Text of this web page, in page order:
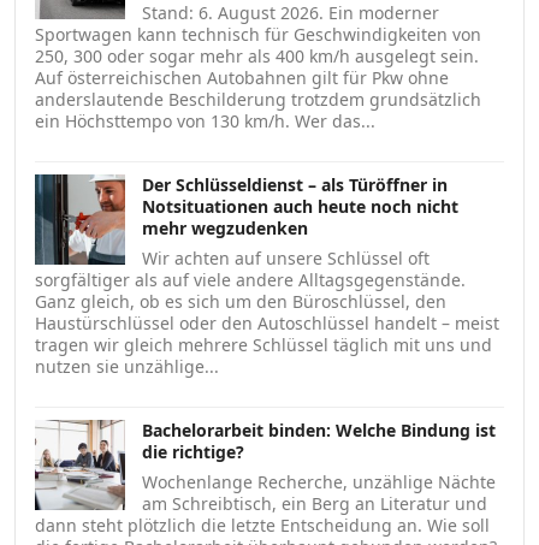
Stand: 6. August 2026. Ein moderner
Sportwagen kann technisch für Geschwindigkeiten von
250, 300 oder sogar mehr als 400 km/h ausgelegt sein.
Auf österreichischen Autobahnen gilt für Pkw ohne
anderslautende Beschilderung trotzdem grundsätzlich
ein Höchsttempo von 130 km/h. Wer das...
Der Schlüsseldienst – als Türöffner in
Notsituationen auch heute noch nicht
mehr wegzudenken
Wir achten auf unsere Schlüssel oft
sorgfältiger als auf viele andere Alltagsgegenstände.
Ganz gleich, ob es sich um den Büroschlüssel, den
Haustürschlüssel oder den Autoschlüssel handelt – meist
tragen wir gleich mehrere Schlüssel täglich mit uns und
nutzen sie unzählige...
Bachelorarbeit binden: Welche Bindung ist
die richtige?
Wochenlange Recherche, unzählige Nächte
am Schreibtisch, ein Berg an Literatur und
dann steht plötzlich die letzte Entscheidung an. Wie soll